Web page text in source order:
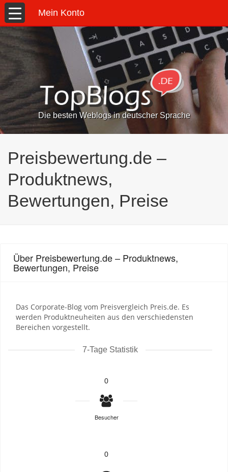
Mein Konto
Die besten Weblogs in deutscher Sprache
Preisbewertung.de –
Produktnews,
Bewertungen, Preise
Über Preisbewertung.de – Produktnews,
Bewertungen, Preise
Das Corporate-Blog vom Preisvergleich Preis.de. Es
werden Produktneuheiten aus den verschiedensten
Bereichen vorgestellt.
7-Tage Statistik
0
Besucher
0